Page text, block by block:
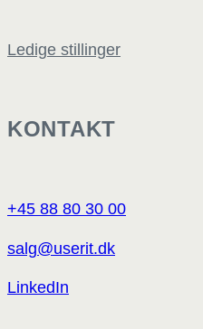
Ledige stillinger
KONTAKT
+45 88 80 30 00
salg@userit.dk
LinkedIn